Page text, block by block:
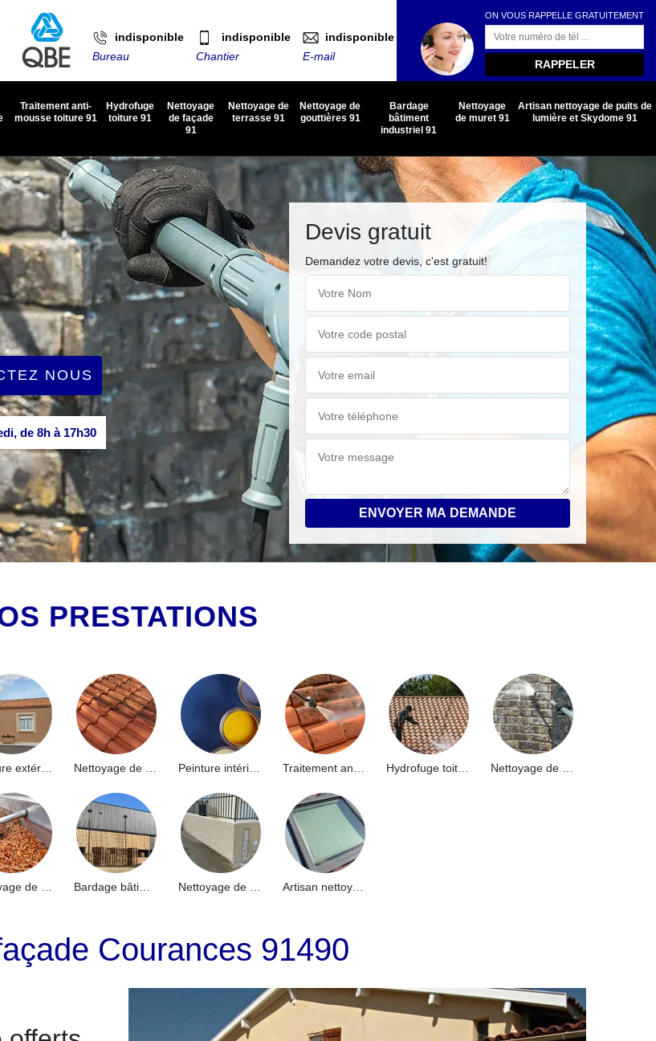
indisponible
Bureau
indisponible
Chantier
indisponible
E-mail
ON VOUS RAPPELLE GRATUITEMENT
Traitement anti-
mousse toiture 91
Hydrofuge
toiture 91
Nettoyage
de façade
91
Nettoyage de
terrasse 91
Nettoyage de
gouttières 91
Bardage
bâtiment
industriel 91
Nettoyage
de muret 91
Artisan nettoyage de puits de
lumière et Skydome 91
NOUS
de 8h à 17h30
Devis gratuit
Demandez votre devis, c'est gratuit!
PRESTATIONS
Peinture intérieure 91
Artisan nettoyage de puits de lumière et Skydome 91
Courances 91490